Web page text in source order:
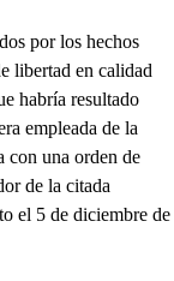
por los hechos
libertad en calidad
habría resultado
empleada de la
con una orden de
de la citada
el 5 de diciembre de